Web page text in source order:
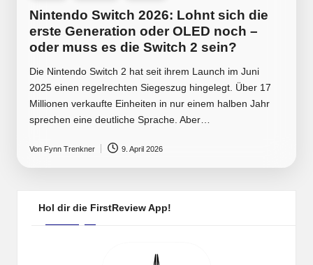
Nintendo Switch 2026: Lohnt sich die
erste Generation oder OLED noch –
oder muss es die Switch 2 sein?
Die Nintendo Switch 2 hat seit ihrem Launch im Juni
2025 einen regelrechten Siegeszug hingelegt. Über 17
Millionen verkaufte Einheiten in nur einem halben Jahr
sprechen eine deutliche Sprache. Aber…
Posted
by
Von Fynn Trenkner 9. April 2026
Hol dir die FirstReview App!